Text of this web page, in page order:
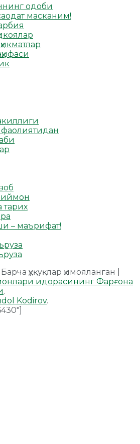
одоби
масканим!
иймон
тарих
– маърифат!
ҳуқуқлар ҳимояланган |
идорасининг Фарғона
.
Kodirov.